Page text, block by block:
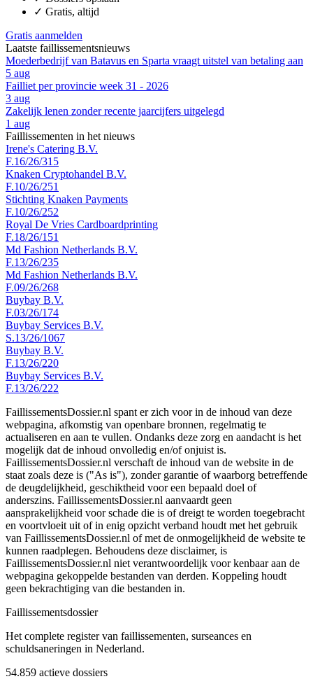
✓ Gratis, altijd
Gratis aanmelden
Laatste faillissementsnieuws
Moederbedrijf van Batavus en Sparta vraagt uitstel van betaling aan
5 aug
Failliet per provincie week 31 - 2026
3 aug
Zakelijk lenen zonder recente jaarcijfers uitgelegd
1 aug
Faillissementen in het nieuws
Irene's Catering B.V.
F.16/26/315
Knaken Cryptohandel B.V.
F.10/26/251
Stichting Knaken Payments
F.10/26/252
Royal De Vries Cardboardprinting
F.18/26/151
Md Fashion Netherlands B.V.
F.13/26/235
Md Fashion Netherlands B.V.
F.09/26/268
Buybay B.V.
F.03/26/174
Buybay Services B.V.
S.13/26/1067
Buybay B.V.
F.13/26/220
Buybay Services B.V.
F.13/26/222
FaillissementsDossier.nl spant er zich voor in de inhoud van deze
webpagina, afkomstig van openbare bronnen, regelmatig te
actualiseren en aan te vullen. Ondanks deze zorg en aandacht is het
mogelijk dat de inhoud onvolledig en/of onjuist is.
FaillissementsDossier.nl verschaft de inhoud van de website in de
staat zoals deze is ("As is"), zonder garantie of waarborg betreffende
de deugdelijkheid, geschiktheid voor een bepaald doel of
anderszins. FaillissementsDossier.nl aanvaardt geen
aansprakelijkheid voor schade die is of dreigt te worden toegebracht
en voortvloeit uit of in enig opzicht verband houdt met het gebruik
van FaillissementsDossier.nl of met de onmogelijkheid de website te
kunnen raadplegen. Behoudens deze disclaimer, is
FaillissementsDossier.nl niet verantwoordelijk voor kenbaar aan de
webpagina gekoppelde bestanden van derden. Koppeling houdt
geen bekrachtiging van die bestanden in.
Faillissementsdossier
Het complete register van faillissementen, surseances en
schuldsaneringen in Nederland.
54.859 actieve dossiers